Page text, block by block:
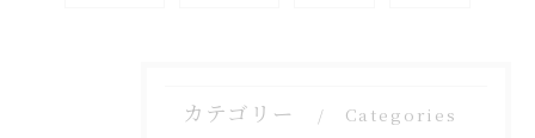
カテゴリー Categories